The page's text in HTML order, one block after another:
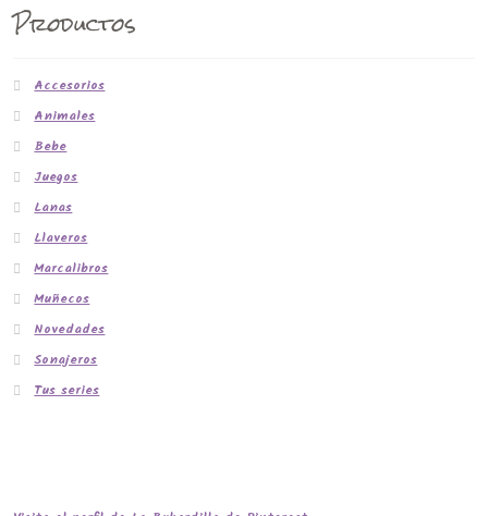
Productos
Accesorios
Animales
Bebe
Juegos
Lanas
Llaveros
Marcalibros
Muñecos
Novedades
Sonajeros
Tus series